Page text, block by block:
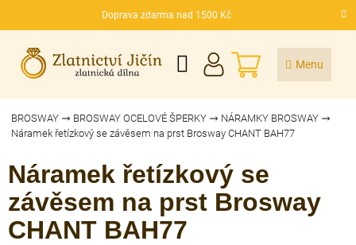
Doprava zdarma nad 1500 Kč
CZK
NÁKUPNÍ
KOŠÍK
BROSWAY BROSWAY OCELOVÉ ŠPERKY
NÁRAMKY BROSWAY
Náramek řetízkový se závěsem na prst Brosway CHANT BAH77
Náramek řetízkový se
závěsem na prst Brosway
CHANT BAH77